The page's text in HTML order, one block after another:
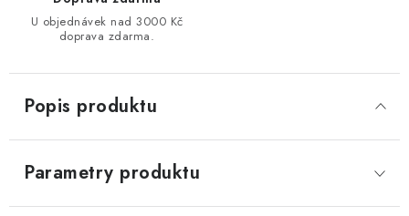
U objednávek nad 3000 Kč
doprava zdarma.
Popis produktu
Parametry produktu